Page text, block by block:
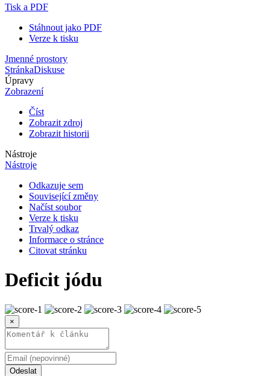
Tisk a PDF
Stáhnout jako PDF
Verze k tisku
Jmenné prostory
StránkaDiskuse
Úpravy
Zobrazení
Číst
Zobrazit zdroj
Zobrazit historii
Nástroje
Nástroje
Odkazuje sem
Související změny
Načíst soubor
Verze k tisku
Trvalý odkaz
Informace o stránce
Citovat stránku
Deficit jódu
×
Odeslat